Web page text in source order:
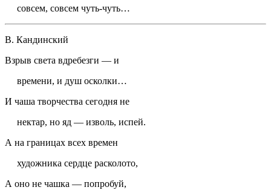
совсем, совсем чуть-чуть…
В. Кандинский
Взрыв света вдребезги — и
времени, и душ осколки…
И чаша творчества сегодня не
нектар, но яд — изволь, испей.
А на границах всех времен
художника сердце расколото,
А оно не чашка — попробуй,